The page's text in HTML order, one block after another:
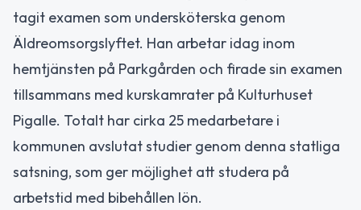
tagit examen som undersköterska genom
Äldreomsorgslyftet. Han arbetar idag inom
hemtjänsten på Parkgården och firade sin examen
tillsammans med kurskamrater på Kulturhuset
Pigalle. Totalt har cirka 25 medarbetare i
kommunen avslutat studier genom denna statliga
satsning, som ger möjlighet att studera på
arbetstid med bibehållen lön.